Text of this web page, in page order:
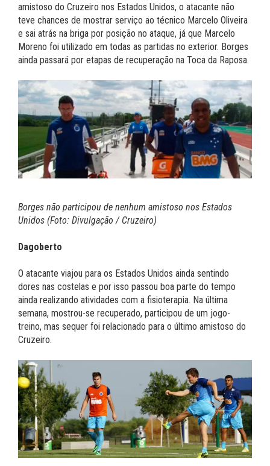
amistoso do Cruzeiro nos Estados Unidos, o atacante não
teve chances de mostrar serviço ao técnico Marcelo Oliveira
e sai atrás na briga por posição no ataque, já que Marcelo
Moreno foi utilizado em todas as partidas no exterior. Borges
ainda passará por etapas de recuperação na Toca da Raposa.
Borges não participou de nenhum amistoso nos Estados
Unidos (Foto: Divulgação / Cruzeiro)
Dagoberto
O atacante viajou para os Estados Unidos ainda sentindo
dores nas costelas e por isso passou boa parte do tempo
ainda realizando atividades com a fisioterapia. Na última
semana, mostrou-se recuperado, participou de um jogo-
treino, mas sequer foi relacionado para o último amistoso do
Cruzeiro.